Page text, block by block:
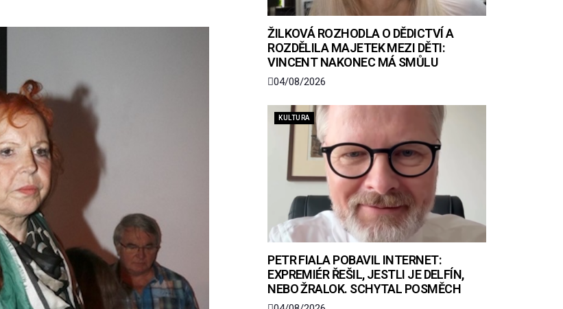
ŽILKOVÁ ROZHODLA O DĚDICTVÍ A
ROZDĚLILA MAJETEK MEZI DĚTI:
VINCENT NAKONEC MÁ SMŮLU
04/08/2026
KULTURA
PETR FIALA POBAVIL INTERNET:
EXPREMIÉR ŘEŠIL, JESTLI JE DELFÍN,
NEBO ŽRALOK. SCHYTAL POSMĚCH